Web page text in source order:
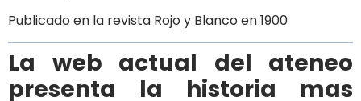
Publicado en la revista Rojo y Blanco en 1900
La web actual del ateneo
presenta la historia mas